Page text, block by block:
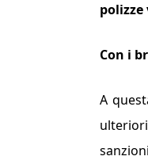
polizze
Con i
A